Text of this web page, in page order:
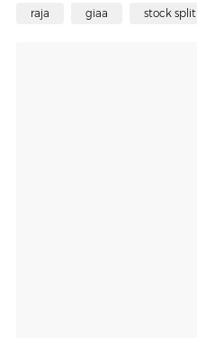
raja giaa stock split